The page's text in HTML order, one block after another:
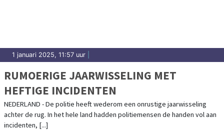
1 januari 2025, 11:57 uur
RUMOERIGE JAARWISSELING MET
HEFTIGE INCIDENTEN
NEDERLAND - De politie heeft wederom een onrustige jaarwisseling
achter de rug. In het hele land hadden politiemensen de handen vol aan
incidenten, [...]